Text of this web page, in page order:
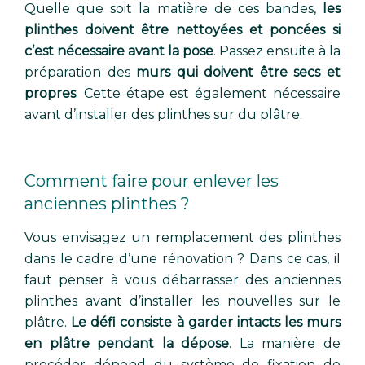
Quelle que soit la matière de ces bandes,
les
plinthes doivent être nettoyées et poncées si
c’est nécessaire avant la pose. Passez ensuite à la
préparation des murs qui doivent être secs et
propres. Cette étape est également nécessaire
avant d’installer des plinthes sur du plâtre.
Comment faire pour enlever les
anciennes plinthes ?
Vous envisagez un remplacement des plinthes
dans le cadre d’une rénovation ? Dans ce cas, il
faut penser à vous débarrasser des anciennes
plinthes avant d’installer les nouvelles sur le
plâtre. Le défi consiste à garder intacts les murs
en plâtre pendant la dépose. La manière de